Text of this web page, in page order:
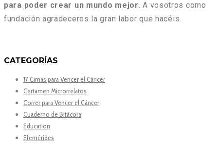
para poder crear un mundo mejor.A vosotros como
fundación agradeceros la gran labor que hacéis.
CATEGORÍAS
17 Cimas para Vencer el Cáncer
Certamen Microrrelatos
Correr para Vencer el Cáncer
Cuaderno de Bitácora
Education
Efemérides